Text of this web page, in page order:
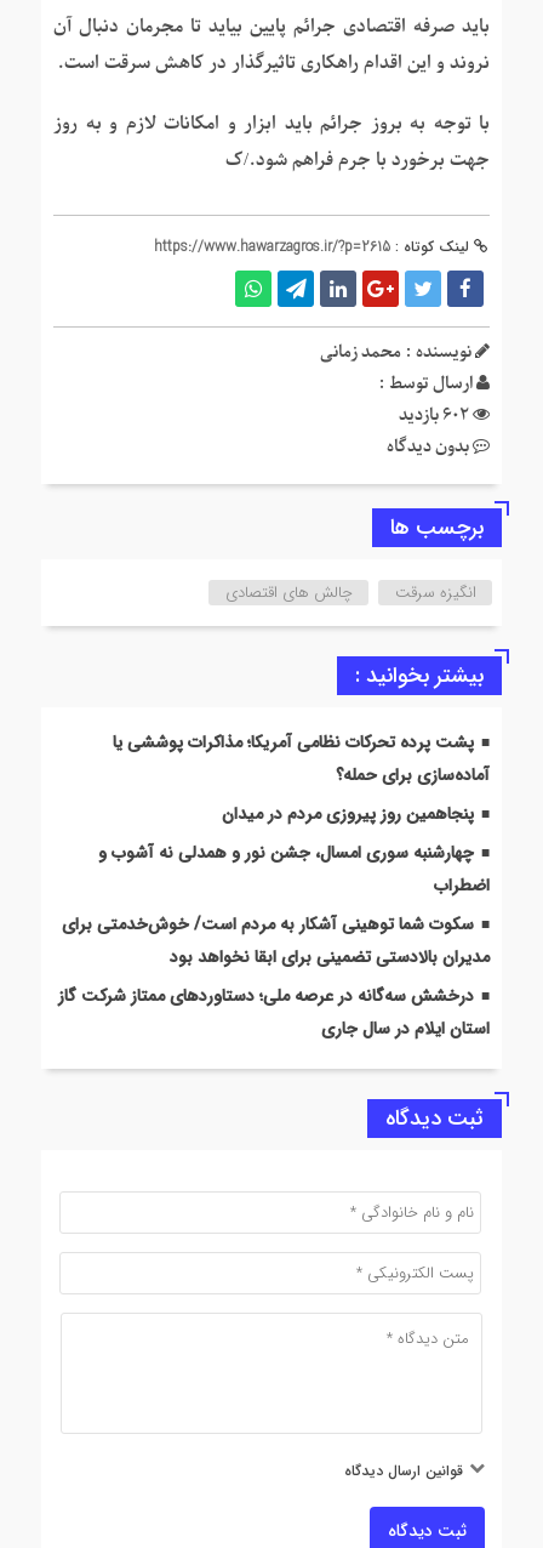
باید صرفه اقتصادی جرائم پایین بیاید تا مجرمان دنبال آن
نروند و این اقدام راهکاری تاثیرگذار در کاهش سرقت است.
با توجه به بروز جرائم باید ابزار و امکانات لازم و به‌ روز
جهت برخورد با جرم فراهم شود./ک
لینک کوتاه : https://www.hawarzagros.ir/?p=2615
نویسنده : محمد زمانی
ارسال توسط :
بدون دیدگاه
برچسب ها
انگیزه سرقت چالش های اقتصادی
بیشتر بخوانید :
پشت پرده تحرکات نظامی آمریکا؛ مذاکرات پوششی یا
آماده‌سازی برای حمله؟
پنجاهمین روز پیروزی مردم در میدان
چهارشنبه سوری امسال، جشن نور و همدلی نه آشوب و
اضطراب
سکوت شما توهینی آشکار به مردم است/ خوش‌خدمتی برای
مدیران بالادستی تضمینی برای ابقا نخواهد بود
درخشش سه‌گانه در عرصه ملی؛ دستاوردهای ممتاز شرکت گاز
استان ایلام در سال جاری
ثبت دیدگاه
قوانین ارسال دیدگاه
ثبت دیدگاه